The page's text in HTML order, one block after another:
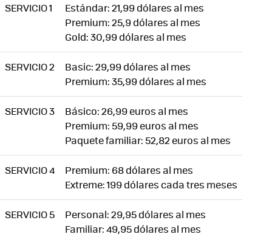
SERVICIO 1
Estándar: 21,99 dólares al mes
Premium: 25,9 dólares al mes
Gold: 30,99 dólares al mes
SERVICIO 2
Basic: 29,99 dólares al mes
Premium: 35,99 dólares al mes
SERVICIO 3
Básico: 26,99 euros al mes
Premium: 59,99 euros al mes
Paquete familiar: 52,82 euros al mes
SERVICIO 4
Premium: 68 dólares al mes
Extreme: 199 dólares cada tres meses
SERVICIO 5
Personal: 29,95 dólares al mes
Familiar: 49,95 dólares al mes